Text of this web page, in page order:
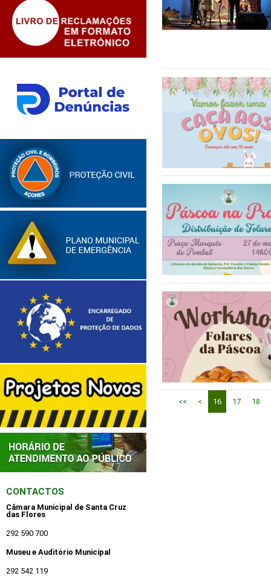
CONTACTOS
Câmara Municipal de Santa Cruz
das Flores
292 590 700
Museu e Auditório Municipal
292 542 119
<< < 16 17 18